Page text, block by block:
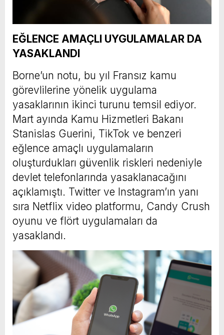
EĞLENCE AMAÇLI UYGULAMALAR DA
YASAKLANDI
Borne’un notu, bu yıl Fransız kamu
görevlilerine yönelik uygulama
yasaklarının ikinci turunu temsil ediyor.
Mart ayında Kamu Hizmetleri Bakanı
Stanislas Guerini, TikTok ve benzeri
eğlence amaçlı uygulamaların
oluşturdukları güvenlik riskleri nedeniyle
devlet telefonlarında yasaklanacağını
açıklamıştı. Twitter ve Instagram’ın yanı
sıra Netflix video platformu, Candy Crush
oyunu ve flört uygulamaları da
yasaklandı.